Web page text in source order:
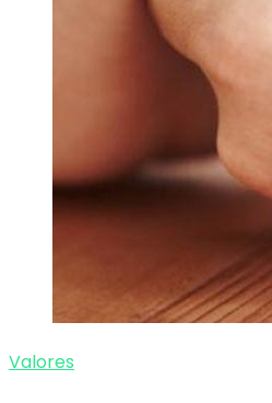
Valores